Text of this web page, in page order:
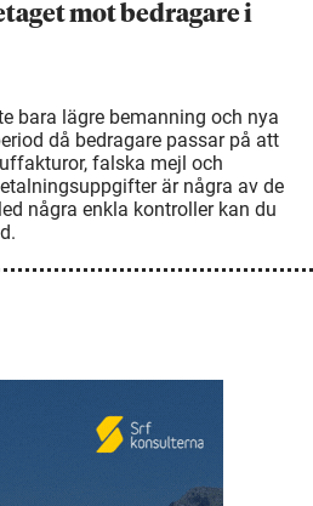
mot bedragare i
bara lägre bemanning och nya
då bedragare passar på att
falska mejl och
är några av de
några enkla kontroller kan du